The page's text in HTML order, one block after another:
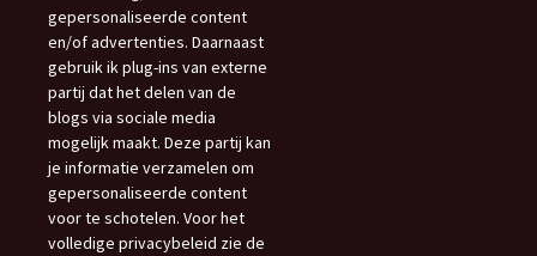
gepersonaliseerde content
en/of advertenties. Daarnaast
gebruik ik plug-ins van externe
partij dat het delen van de
blogs via sociale media
mogelijk maakt. Deze partij kan
je informatie verzamelen om
gepersonaliseerde content
voor te schotelen. Voor het
volledige privacybeleid zie de